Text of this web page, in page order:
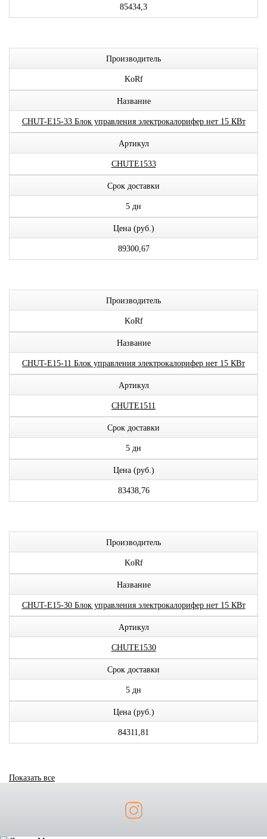
85434,3
Производитель
KoRf
Название
CHUT-E15-33 Блок управления электрокалорифер нет 15 КВт
Артикул
CHUTE1533
Срок доставки
5 дн
Цена (руб.)
89300,67
Производитель
KoRf
Название
CHUT-E15-11 Блок управления электрокалорифер нет 15 КВт
Артикул
CHUTE1511
Срок доставки
5 дн
Цена (руб.)
83438,76
Производитель
KoRf
Название
CHUT-E15-30 Блок управления электрокалорифер нет 15 КВт
Артикул
CHUTE1530
Срок доставки
5 дн
Цена (руб.)
84311,81
Показать все